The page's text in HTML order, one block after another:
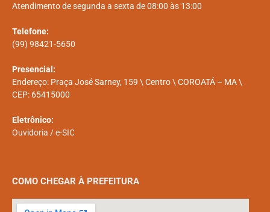
Atendimento de segunda a sexta de 08:00 às 13:00
Telefone:
(99) 98421-5650
Presencial:
Endereço: Praça José Sarney, 159 \ Centro \ COROATÁ – MA \
CEP: 65415000
Eletrônico:
Ouvidoria /e-SIC
COMO CHEGAR À PREFEITURA